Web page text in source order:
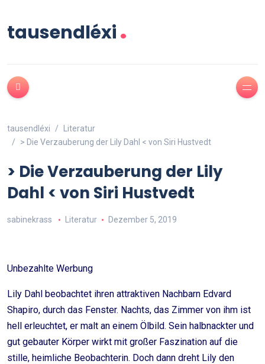
tausendléxi.
tausendléxi
Literatur
> Die Verzauberung der Lily Dahl < von Siri Hustvedt
> Die Verzauberung der Lily
Dahl < von Siri Hustvedt
sabinekrass Literatur Dezember 5, 2019
Unbezahlte Werbung
Lily Dahl beobachtet ihren attraktiven Nachbarn Edvard
Shapiro, durch das Fenster. Nachts, das Zimmer von ihm ist
hell erleuchtet, er malt an einem Ölbild. Sein halbnackter und
gut gebauter Körper wirkt mit großer Faszination auf die
stille, heimliche Beobachterin. Doch dann dreht Lily den